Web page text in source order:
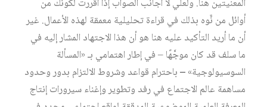
المعنيتين هنا. ولعلي لا أجانب الصواب إذا أقررت لكونك من
أوائل من نَّوه بذلك في قراءة تحليلية معمقة لهذه الأعمال. غير
أن ما أريد التأكيد عليه هنا هو أن هذا الاجتهاد المشار إليه في
ما سلف قد كان موجَّهًا – في إطار اهتمامي بـ «المسألة
السوسيولوجية»–باحترام قواعد وشروط الالتزام بدور وحدود
مساهمة عالم الاجتماع في رفد وتطوير وإغناء سيرورات إنتاج